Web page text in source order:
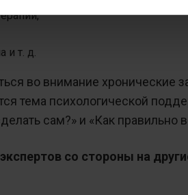
и т. д.
во внимание хронические
тема психологической
сам?» и «Как правильно
со стороны на